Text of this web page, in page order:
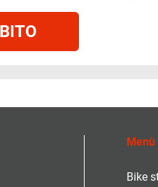
Bike